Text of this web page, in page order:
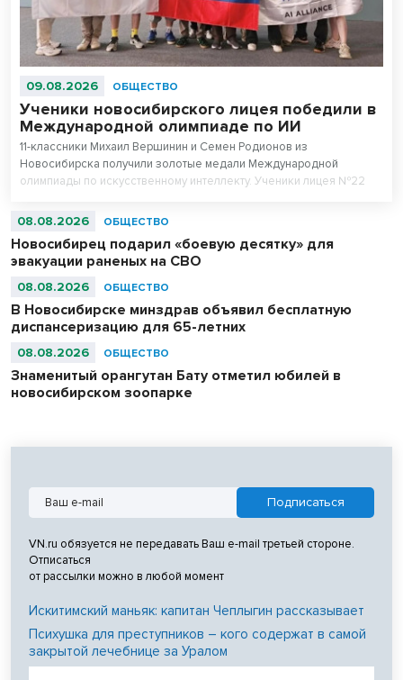
09.08.2026 ОБЩЕСТВО
Ученики новосибирского лицея победили в
Международной олимпиаде по ИИ
11-классники Михаил Вершинин и Семен Родионов из
Новосибирска получили золотые медали Международной
олимпиады по искусственному интеллекту. Ученики лицея №22
абсолютными чемпионами соревнований.
08.08.2026 ОБЩЕСТВО
Новосибирец подарил «боевую десятку» для
эвакуации раненых на СВО
08.08.2026 ОБЩЕСТВО
В Новосибирске минздрав объявил бесплатную
диспансеризацию для 65-летних
08.08.2026 ОБЩЕСТВО
Знаменитый орангутан Бату отметил юбилей в
новосибирском зоопарке
VN.ru обязуется не передавать Ваш e-mail третьей стороне.
Отписаться
от рассылки можно в любой момент
Искитимский маньяк: капитан Чеплыгин рассказывает
Психушка для преступников – кого содержат в самой
закрытой лечебнице за Уралом